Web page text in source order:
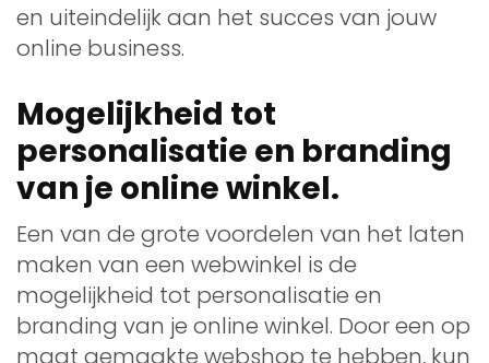
en uiteindelijk aan het succes van jouw
online business.
Mogelijkheid tot
personalisatie en branding
van je online winkel.
Een van de grote voordelen van het laten
maken van een webwinkel is de
mogelijkheid tot personalisatie en
branding van je online winkel. Door een op
maat gemaakte webshop te hebben, kun